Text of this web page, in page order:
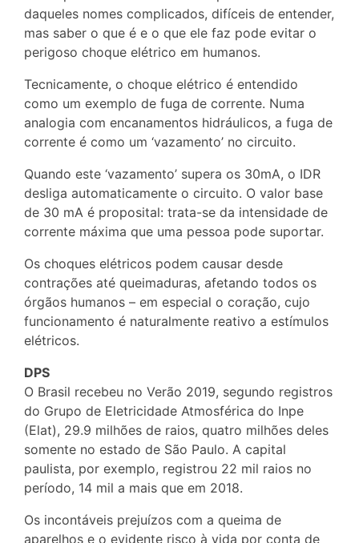
daqueles nomes complicados, difíceis de entender,
mas saber o que é e o que ele faz pode evitar o
perigoso choque elétrico em humanos.
Tecnicamente, o choque elétrico é entendido
como um exemplo de fuga de corrente. Numa
analogia com encanamentos hidráulicos, a fuga de
corrente é como um ‘vazamento’ no circuito.
Quando este ‘vazamento’ supera os 30mA, o IDR
desliga automaticamente o circuito. O valor base
de 30 mA é proposital: trata-se da intensidade de
corrente máxima que uma pessoa pode suportar.
Os choques elétricos podem causar desde
contrações até queimaduras, afetando todos os
órgãos humanos – em especial o coração, cujo
funcionamento é naturalmente reativo a estímulos
elétricos.
DPS
O Brasil recebeu no Verão 2019, segundo registros
do Grupo de Eletricidade Atmosférica do Inpe
(Elat), 29.9 milhões de raios, quatro milhões deles
somente no estado de São Paulo. A capital
paulista, por exemplo, registrou 22 mil raios no
período, 14 mil a mais que em 2018.
Os incontáveis prejuízos com a queima de
aparelhos e o evidente risco à vida por conta de